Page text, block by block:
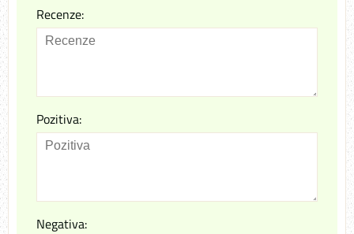
Recenze:
Pozitiva:
Negativa: